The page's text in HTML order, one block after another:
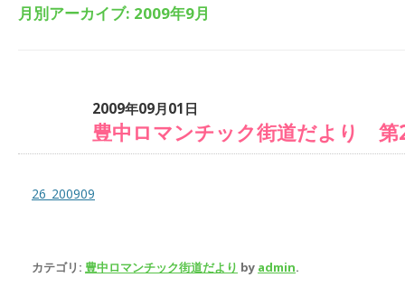
月別アーカイブ: 2009年9月
2009年09月01日
豊中ロマンチック街道だより 第
26_200909
カテゴリ: 豊中ロマンチック街道だより by admin.